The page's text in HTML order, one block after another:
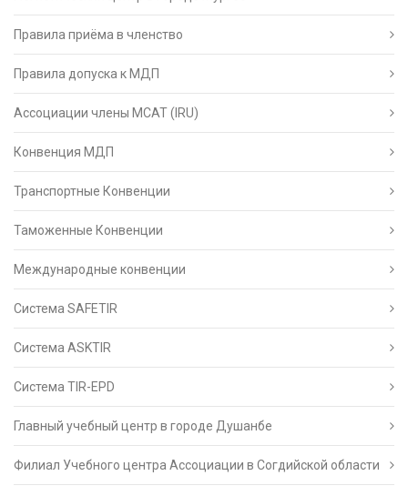
Правила приёма в членство
Правила допуска к МДП
Ассоциации члены МСАТ (IRU)
Конвенция МДП
Транспортные Конвенции
Таможенные Конвенции
Международные конвенции
Система SAFETIR
Система ASKTIR
Система TIR-EPD
Главный учебный центр в городе Душанбе
Филиал Учебного центра Ассоциации в Согдийской области